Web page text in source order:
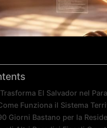
El Salvador nel
Funziona il Sistema
Giorni Bastano per la